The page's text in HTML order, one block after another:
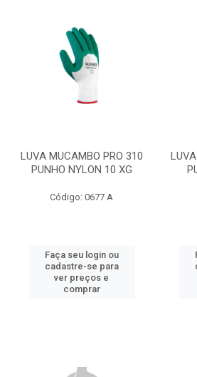
LUVA MUCAMBO PRO 310
PUNHO NYLON 10 XG
Código: 0677 A
Faça seu login ou
cadastre-se para
ver preços e
comprar